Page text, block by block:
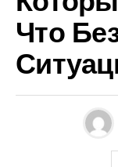
Что